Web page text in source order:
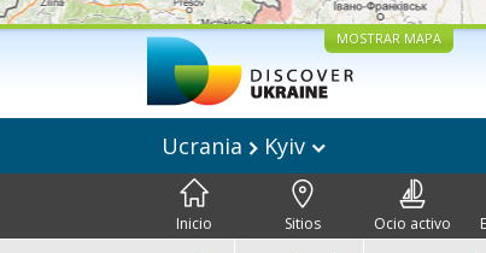
MOSTRAR MAPA
Ucrania Kyiv
Inicio Sitios Ocio activo